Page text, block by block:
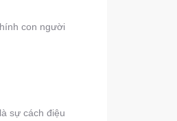
con người
sự cách điệu